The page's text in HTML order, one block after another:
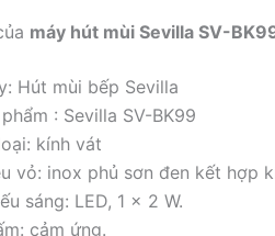
máy hút mùi Sevilla SV-
Hút mùi bếp Sevilla
: Sevilla SV-BK99
kính vát
vỏ: inox phủ sơn đen kết hợp
sáng: LED, 1 x 2 W.
cảm ứng.